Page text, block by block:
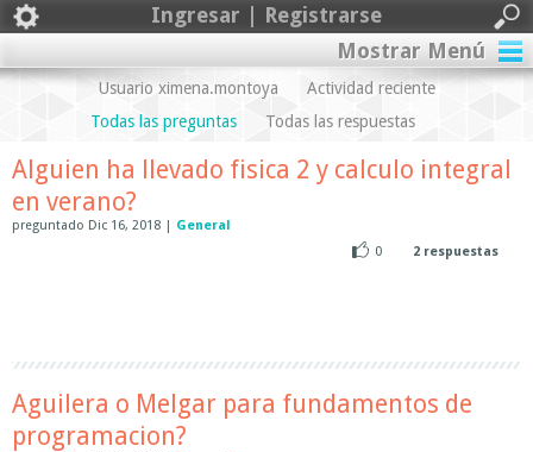
Ingresar | Registrarse
Mostrar Menú
Usuario ximena.montoya
Actividad reciente
Todas las preguntas
Todas las respuestas
Alguien ha llevado fisica 2 y calculo integral
en verano?
preguntado Dic 16, 2018 | General
0
2 respuestas
Aguilera o Melgar para fundamentos de
programacion?